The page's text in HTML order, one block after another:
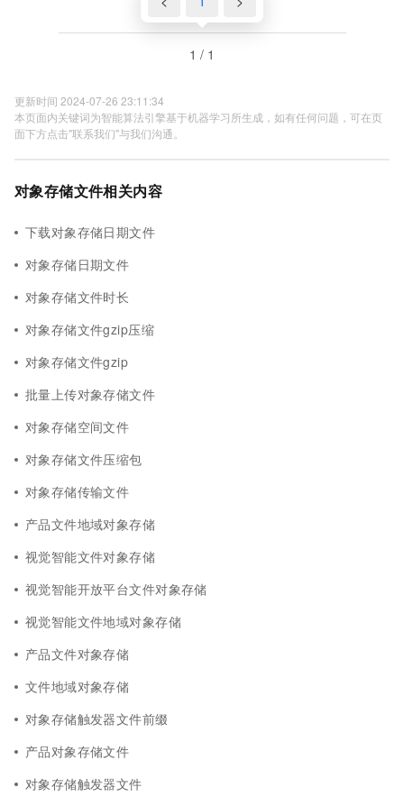
1 / 1
更新时间 2024-07-26 23:11:34
本页面内关键词为智能算法引擎基于机器学习所生成，如有任何问题，可在页
面下方点击"联系我们"与我们沟通。
对象存储文件相关内容
下载对象存储日期文件
对象存储日期文件
对象存储文件时长
对象存储文件gzip压缩
对象存储文件gzip
批量上传对象存储文件
对象存储空间文件
对象存储文件压缩包
对象存储传输文件
产品文件地域对象存储
视觉智能文件对象存储
视觉智能开放平台文件对象存储
视觉智能文件地域对象存储
产品文件对象存储
文件地域对象存储
对象存储触发器文件前缀
产品对象存储文件
对象存储触发器文件